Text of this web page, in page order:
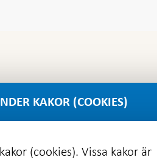
KAKOR (COOKIES)
(cookies). Vissa kakor är